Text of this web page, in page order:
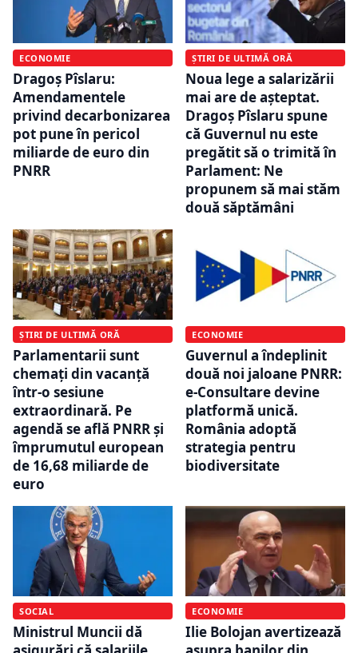
ECONOMIE
Dragoș Pîslaru:
Amendamentele
privind decarbonizarea
pot pune în pericol
miliarde de euro din
PNRR
ȘTIRI DE ULTIMĂ ORĂ
Noua lege a salarizării
mai are de așteptat.
Dragoș Pîslaru spune
că Guvernul nu este
pregătit să o trimită în
Parlament: Ne
propunem să mai stăm
două săptămâni
ȘTIRI DE ULTIMĂ ORĂ
Parlamentarii sunt
chemați din vacanță
într-o sesiune
extraordinară. Pe
agendă se află PNRR și
împrumutul european
de 16,68 miliarde de
euro
ECONOMIE
Guvernul a îndeplinit
două noi jaloane PNRR:
e-Consultare devine
platformă unică.
România adoptă
strategia pentru
biodiversitate
SOCIAL
Ministrul Muncii dă
ECONOMIE
Ilie Bolojan avertizează